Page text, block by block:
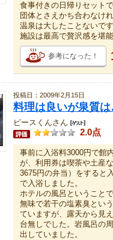
食事付きの日帰りセットで
団体とさえかち合わなけ
温泉は大したことないで
施設は最高で贅沢感を堪能
参考になった！
投稿日：2009年2月15日
料理は良いが泉質
ピースくんさん
2.0点
事前に入浴料3000円で館
が、利用券は喫茶や土産
3675円の弁当）をすると
で入浴しました。
ホテルの風呂ということ
無味で若干の塩素臭とい
ていますが、露天から見
台無しでした。岩風呂の
出していました。